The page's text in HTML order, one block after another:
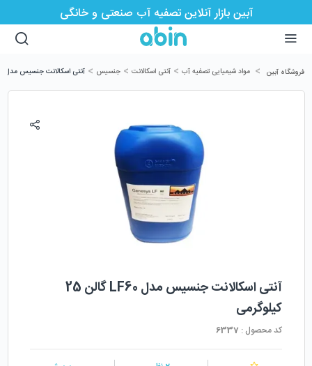
آبین بازار آنلاین تصفیه آب صنعتی و خانگی
فروشگاه آبین > مواد شیمیایی تصفیه آب > آنتی اسکالانت > جنسیس > آنتی اسکالانت جنسیس مدل LF60 گالن 25 کیلوگرمی
آنتی اسکالانت جنسیس مدل LF60 گالن 25
کیلوگرمی
کد محصول : 6337